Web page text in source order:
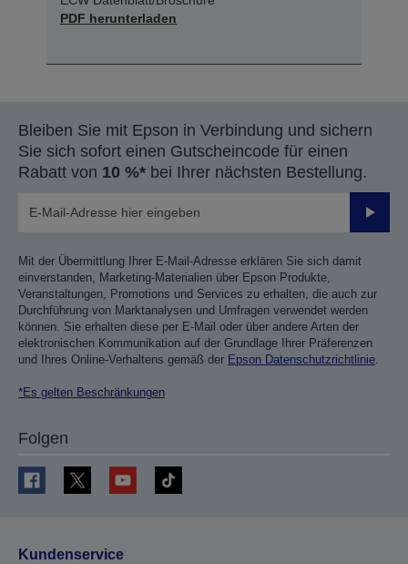
PDF herunterladen
Bleiben Sie mit Epson in Verbindung und sichern
Sie sich sofort einen Gutscheincode für einen
Rabatt von 10 %* bei Ihrer nächsten Bestellung.
Mit der Übermittlung Ihrer E-Mail-Adresse erklären Sie sich damit
einverstanden, Marketing-Materialien über Epson Produkte,
Veranstaltungen, Promotions und Services zu erhalten, die auch zur
Durchführung von Marktanalysen und Umfragen verwendet werden
können. Sie erhalten diese per E-Mail oder über andere Arten der
elektronischen Kommunikation auf der Grundlage Ihrer Präferenzen
und Ihres Online-Verhaltens gemäß der Epson Datenschutzrichtlinie.
*Es gelten Beschränkungen
Folgen
Kundenservice